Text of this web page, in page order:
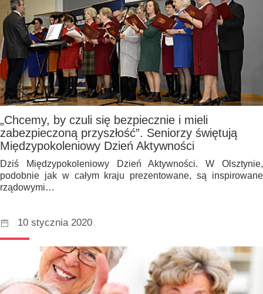
„Chcemy, by czuli się bezpiecznie i mieli
zabezpieczoną przyszłość”. Seniorzy świętują
Międzypokoleniowy Dzień Aktywności
Dziś Międzypokoleniowy Dzień Aktywności. W Olsztynie,
podobnie jak w całym kraju prezentowane, są inspirowane
rządowymi…
10 stycznia 2020